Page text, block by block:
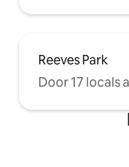
Reeves Park
Door 17 locals